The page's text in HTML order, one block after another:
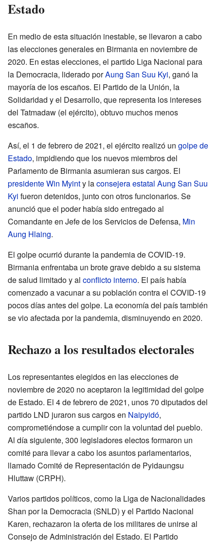
Estado
En medio de esta situación inestable, se llevaron a cabo
las elecciones generales en Birmania en noviembre de
2020. En estas elecciones, el partido Liga Nacional para
la Democracia, liderado porAung San Suu Kyi, ganó la
mayoría de los escaños. El Partido de la Unión, la
Solidaridad y el Desarrollo, que representa los intereses
del Tatmadaw (el ejército), obtuvo muchos menos
escaños.
Así, el 1 de febrero de 2021, el ejército realizó un golpe de
Estado, impidiendo que los nuevos miembros del
Parlamento de Birmania asumieran sus cargos. El
presidenteWin Myinty laconsejera estatal Aung San Suu
Kyi fueron detenidos, junto con otros funcionarios. Se
anunció que el poder había sido entregado al
Comandante en Jefe de los Servicios de Defensa, Min
Aung Hlaing.
El golpe ocurrió durante la pandemia de COVID-19.
Birmania enfrentaba un brote grave debido a su sistema
de salud limitado y al conflicto interno. El país había
comenzado a vacunar a su población contra el COVID-19
pocos días antes del golpe. La economía del país también
se vio afectada por la pandemia, disminuyendo en 2020.
Rechazo a los resultados electorales
Los representantes elegidos en las elecciones de
noviembre de 2020 no aceptaron la legitimidad del golpe
de Estado. El 4 de febrero de 2021, unos 70 diputados del
partido LND juraron sus cargos en Naipyidó,
comprometiéndose a cumplir con la voluntad del pueblo.
Al día siguiente, 300 legisladores electos formaron un
comité para llevar a cabo los asuntos parlamentarios,
llamado Comité de Representación de Pyidaungsu
Hluttaw (CRPH).
Varios partidos políticos, como la Liga de Nacionalidades
Shan por la Democracia (SNLD) y el Partido Nacional
Karen, rechazaron la oferta de los militares de unirse al
Consejo de Administración del Estado. El Partido